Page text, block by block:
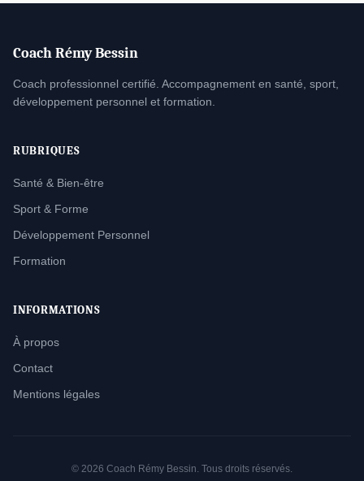
Coach Rémy Bessin
Coach professionnel certifié. Accompagnement en santé, sport,
développement personnel et formation.
RUBRIQUES
Santé & Bien-être
Sport & Forme
Développement Personnel
Formation
INFORMATIONS
À propos
Contact
Mentions légales
© 2026 Coach Rémy Bessin. Tous droits réservés.